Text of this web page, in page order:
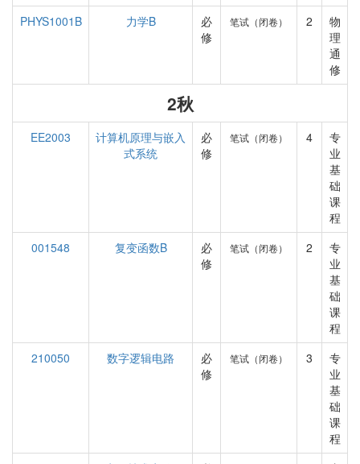
PHYS1001B
力学B
必
修
笔试（闭卷） 2
物
理
通
修
2秋
EE2003
计算机原理与嵌入
式系统
必
修
笔试（闭卷） 4
专
业
基
础
课
程
001548
复变函数B
必
修
笔试（闭卷） 2
专
业
基
础
课
程
210050
数字逻辑电路
必
修
笔试（闭卷） 3
专
业
基
础
课
程